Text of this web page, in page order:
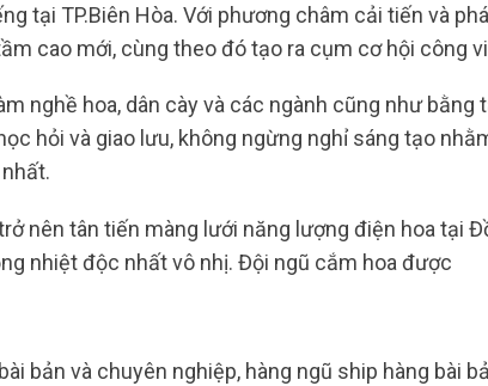
tại TP.Biên Hòa. Với phương châm cải tiến và
cao mới, cùng theo đó tạo ra cụm cơ hội công
nghề hoa, dân cày và các ngành cũng như
hỏi và giao lưu, không ngừng nghỉ sáng tạo
nên tân tiến màng lưới năng lượng điện hoa tại
nhiệt độc nhất vô nhị. Đội ngũ cắm hoa được
bản và chuyên nghiệp, hàng ngũ ship hàng bài